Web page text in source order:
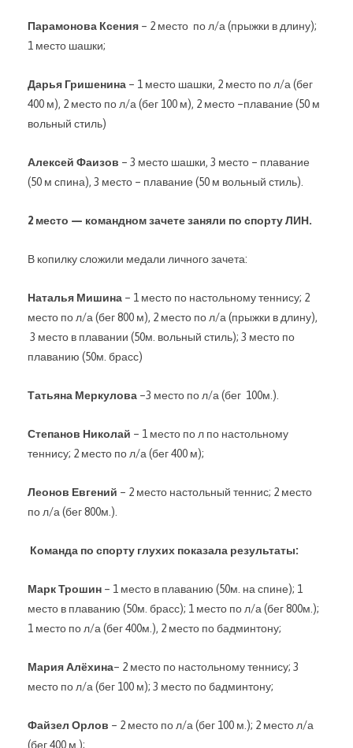
Парамонова Ксения – 2 место по л/а (прыжки в длину);
1 место шашки;
Дарья Гришенина – 1 место шашки, 2 место по л/а (бег
400 м), 2 место по л/а (бег 100 м), 2 место –плавание (50 м
вольный стиль)
Алексей Фаизов – 3 место шашки, 3 место – плавание
(50 м спина), 3 место – плавание (50 м вольный стиль).
2 место — командном зачете заняли по спорту ЛИН.
В копилку сложили медали личного зачета:
Наталья Мишина – 1 место по настольному теннису; 2
место по л/а (бег 800 м), 2 место по л/а (прыжки в длину),
3 место в плавании (50м. вольный стиль); 3 место по
плаванию (50м. брасс)
Татьяна Меркулова –3 место по л/а (бег 100м.).
Степанов Николай – 1 место по л по настольному
теннису; 2 место по л/а (бег 400 м);
Леонов Евгений – 2 место настольный теннис; 2 место
по л/а (бег 800м.).
Команда по спорту глухих показала результаты:
Марк Трошин – 1 место в плаванию (50м. на спине); 1
место в плаванию (50м. брасс); 1 место по л/а (бег 800м.);
1 место по л/а (бег 400м.), 2 место по бадминтону;
Мария Алёхина– 2 место по настольному теннису; 3
место по л/а (бег 100 м); 3 место по бадминтону;
Файзел Орлов – 2 место по л/а (бег 100 м.); 2 место л/а
(бег 400 м.);